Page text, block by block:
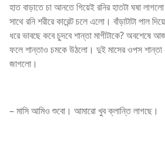
হাত বাড়াতে চা আনতে গিয়েই রনির হাতটা ঘষা
সাথে রনি শরীরে কারেন্ট চলে এলো। বাঁড়াটাটা পাল
ধরে ভাবছে কবে চুদবে শান্তা মাগীটাকে?
ফলে শান্তাও চমকে উঠলো। দুই মাসের ওপস শান্তা
জাগলো।
– মাসি আমিও শুবো। আমারো খুব ক্লান্তি লাগছে।